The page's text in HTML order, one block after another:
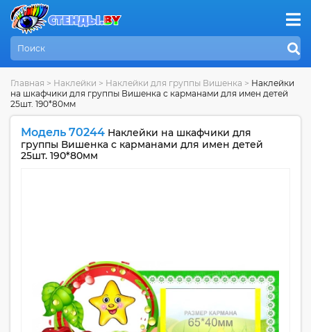
Главная > Наклейки > Наклейки для группы Вишенка > Наклейки
на шкафчики для группы Вишенка с карманами для имен детей
25шт. 190*80мм
Модель 70244 Наклейки на шкафчики для
группы Вишенка с карманами для имен детей
25шт. 190*80мм